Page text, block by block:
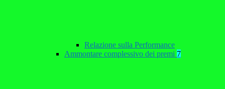
Relazione sulla Performance
Ammontare complessivo dei premi 7